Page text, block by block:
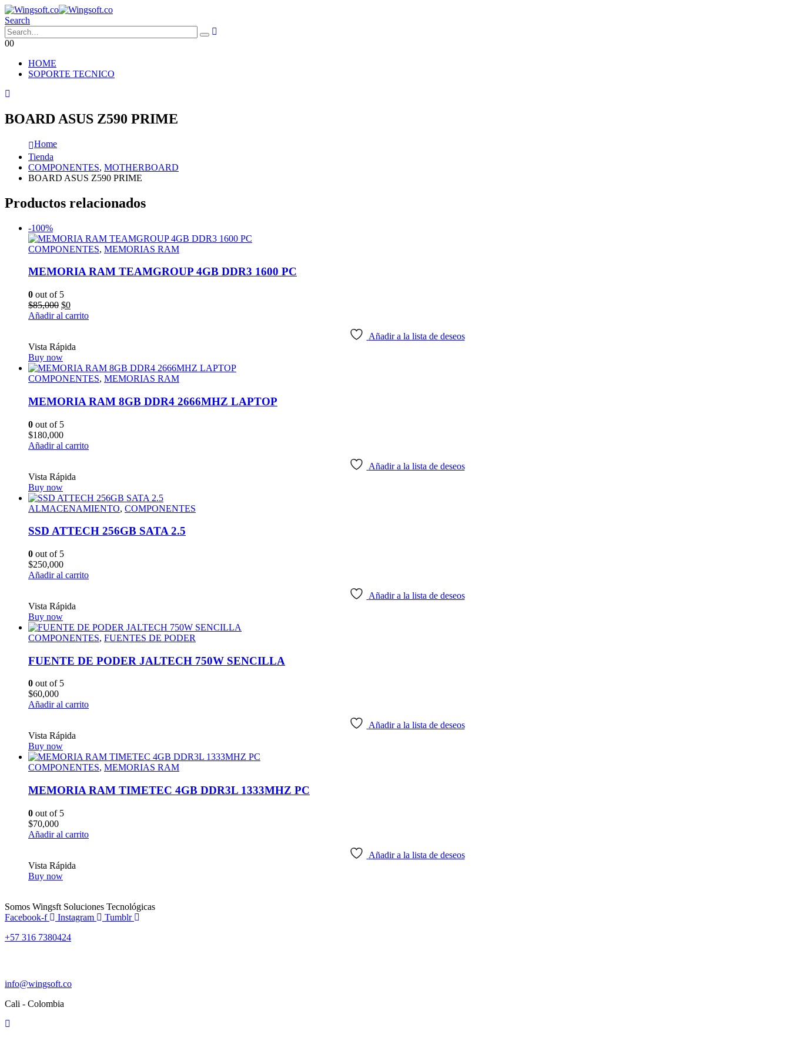
Search
00
HOME
SOPORTE TECNICO
BOARD ASUS Z590 PRIME
Home
Tienda
COMPONENTES, MOTHERBOARD
BOARD ASUS Z590 PRIME
Productos relacionados
-100%
COMPONENTES, MEMORIAS RAM
MEMORIA RAM TEAMGROUP 4GB DDR3 1600 PC
0 out of 5
$85,000 Original
price
$0Current
price
Añadir al carrito
Añadir a la lista de deseos
Vista Rápida
Buy now
COMPONENTES, MEMORIAS RAM
MEMORIA RAM 8GB DDR4 2666MHZ LAPTOP
0 out of 5
$180,000
Añadir al carrito
Añadir a la lista de deseos
Vista Rápida
Buy now
ALMACENAMIENTO, COMPONENTES
SSD ATTECH 256GB SATA 2.5
0 out of 5
$250,000
Añadir al carrito
Añadir a la lista de deseos
Vista Rápida
Buy now
COMPONENTES, FUENTES DE PODER
FUENTE DE PODER JALTECH 750W SENCILLA
0 out of 5
$60,000
Añadir al carrito
Añadir a la lista de deseos
Vista Rápida
Buy now
COMPONENTES, MEMORIAS RAM
MEMORIA RAM TIMETEC 4GB DDR3L 1333MHZ PC
0 out of 5
$70,000
Añadir al carrito
Añadir a la lista de deseos
Vista Rápida
Buy now
Somos Wingsft Soluciones Tecnológicas
Facebook-f
Instagram
Tumblr
+57 316 7380424
info@wingsoft.co
Cali - Colombia